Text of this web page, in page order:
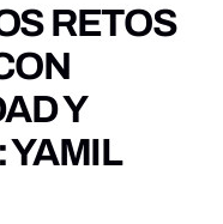
RETOS
Y
YAMIL